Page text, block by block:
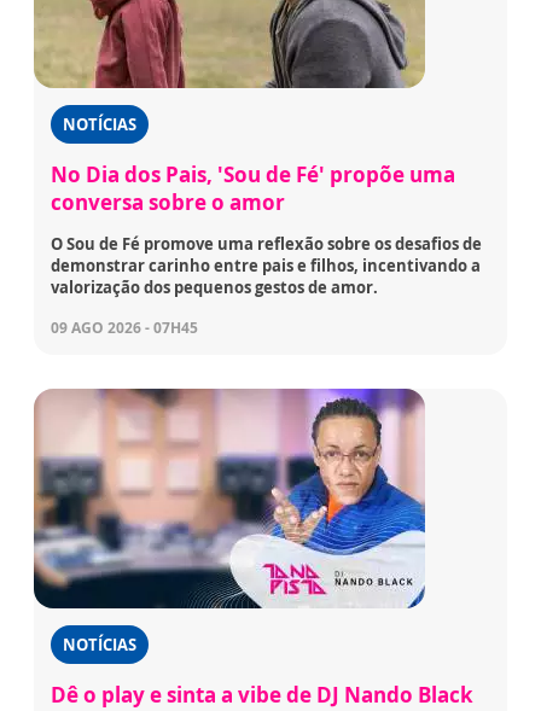
NOTÍCIAS
No Dia dos Pais, 'Sou de Fé' propõe uma
conversa sobre o amor
O Sou de Fé promove uma reflexão sobre os desafios de
demonstrar carinho entre pais e filhos, incentivando a
valorização dos pequenos gestos de amor.
09 AGO 2026 - 07H45
NOTÍCIAS
Dê o play e sinta a vibe de DJ Nando Black